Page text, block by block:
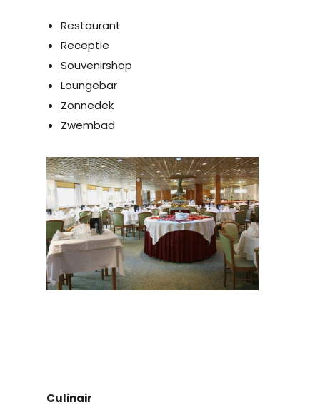
Restaurant
Receptie
Souvenirshop
Loungebar
Zonnedek
Zwembad
Culinair